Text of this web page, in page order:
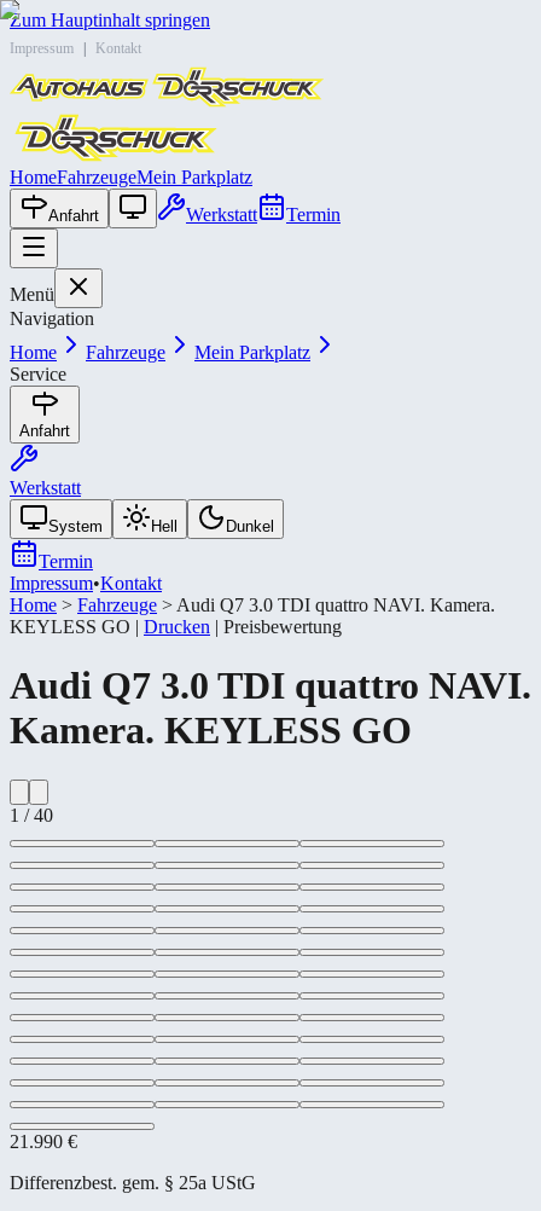
Zum Hauptinhalt springen
Impressum Kontakt
HomeFahrzeugeMein Parkplatz
Anfahrt Werkstatt Termin
Menü
Navigation
Home
Fahrzeuge
Mein Parkplatz
Service
Anfahrt
Werkstatt
System Hell Dunkel
Termin
Impressum•Kontakt
Home > Fahrzeuge > Audi Q7 3.0 TDI quattro NAVI. Kamera.
KEYLESS GO | Drucken | Preisbewertung
Audi Q7 3.0 TDI quattro NAVI.
Kamera. KEYLESS GO
1 /40
21.990 €
Differenzbest. gem. § 25a UStG